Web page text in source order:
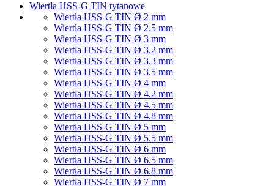
Wiertła HSS-G TIN tytanowe
Wiertła HSS-G TIN Ø 2 mm
Wiertła HSS-G TIN Ø 2.5 mm
Wiertła HSS-G TIN Ø 3 mm
Wiertła HSS-G TIN Ø 3.2 mm
Wiertła HSS-G TIN Ø 3.3 mm
Wiertła HSS-G TIN Ø 3.5 mm
Wiertła HSS-G TIN Ø 4 mm
Wiertła HSS-G TIN Ø 4.2 mm
Wiertła HSS-G TIN Ø 4.5 mm
Wiertła HSS-G TIN Ø 4.8 mm
Wiertła HSS-G TIN Ø 5 mm
Wiertła HSS-G TIN Ø 5.5 mm
Wiertła HSS-G TIN Ø 6 mm
Wiertła HSS-G TIN Ø 6.5 mm
Wiertła HSS-G TIN Ø 6.8 mm
Wiertła HSS-G TIN Ø 7 mm